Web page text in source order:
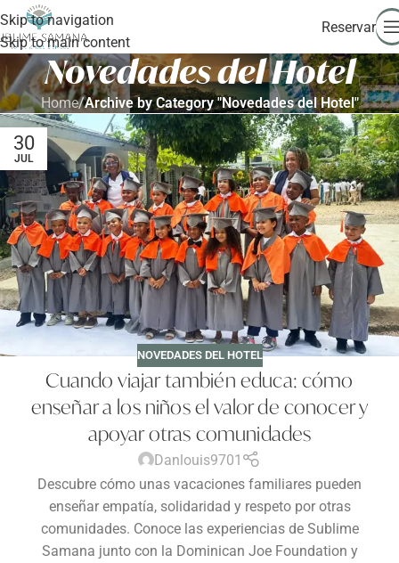
Skip to navigation
Skip to main content
Reservar
Novedades del Hotel
Home/Archive by Category "Novedades del Hotel"
30
JUL
NOVEDADES DEL HOTEL
Cuando viajar también educa: cómo
enseñar a los niños el valor de conocer y
apoyar otras comunidades
Danlouis9701
Descubre cómo unas vacaciones familiares pueden
enseñar empatía, solidaridad y respeto por otras
comunidades. Conoce las experiencias de Sublime
Samana junto con la Dominican Joe Foundation y